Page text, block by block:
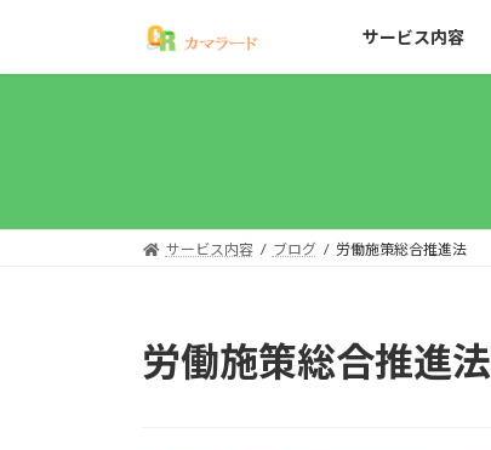
テ
ゲ
サービス内容
サービス内容 ブログ 労働施策総合推進法
労働施策総合推進法